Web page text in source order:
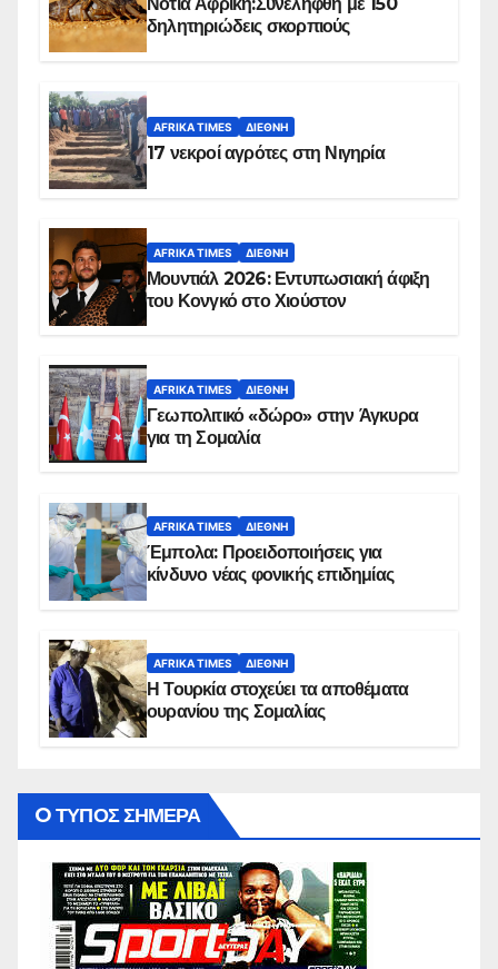
Νότια Αφρική:Συνελήφθη με 150
δηλητηριώδεις σκορπιούς
AFRIKA TIMES ΔΙΕΘΝΉ
17 νεκροί αγρότες στη Νιγηρία
AFRIKA TIMES ΔΙΕΘΝΉ
Μουντιάλ 2026: Εντυπωσιακή άφιξη
του Κονγκό στο Χιούστον
AFRIKA TIMES ΔΙΕΘΝΉ
Γεωπολιτικό «δώρο» στην Άγκυρα
για τη Σομαλία
AFRIKA TIMES ΔΙΕΘΝΉ
Έμπολα: Προειδοποιήσεις για
κίνδυνο νέας φονικής επιδημίας
AFRIKA TIMES ΔΙΕΘΝΉ
Η Τουρκία στοχεύει τα αποθέματα
ουρανίου της Σομαλίας
O ΤΥΠΟΣ ΣΗΜΕΡΑ